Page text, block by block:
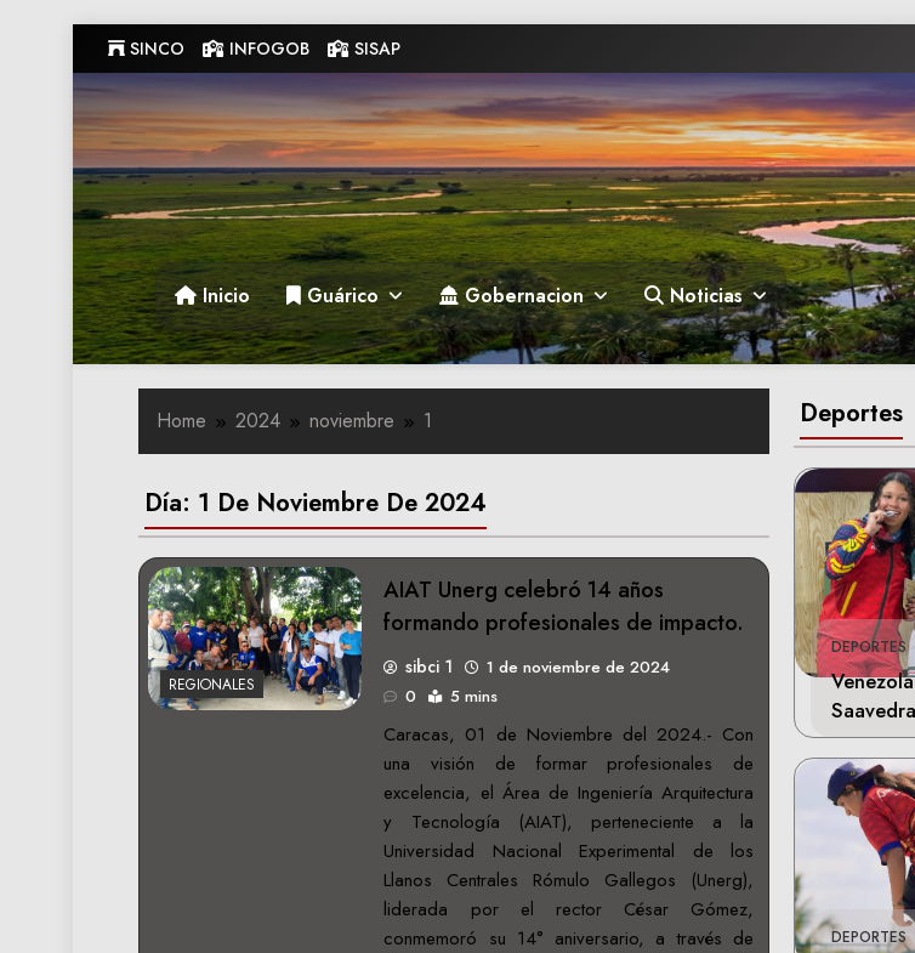
to
content
SINCO INFOGOB SISAP
Gobernacion de Guarico
Gobernacion de Guarico
Inicio Guárico Gobernacion Noticias
Deportes
DEPORTES
plata en
DEPORTES
Home 2024 noviembre 1
Día: 1 De Noviembre De 2024
REGIONALES
AIAT Unerg celebró 14 años
formando profesionales de impacto.
sibci 1
1 de noviembre de 2024
0
5 mins
Caracas, 01 de Noviembre del 2024.- Con
una visión de formar profesionales de
excelencia, el Área de Ingeniería Arquitectura
y Tecnología (AIAT), perteneciente a la
Universidad Nacional Experimental de los
Llanos Centrales Rómulo Gallegos (Unerg),
liderada por el rector César Gómez,
conmemoró su 14° aniversario, a través de